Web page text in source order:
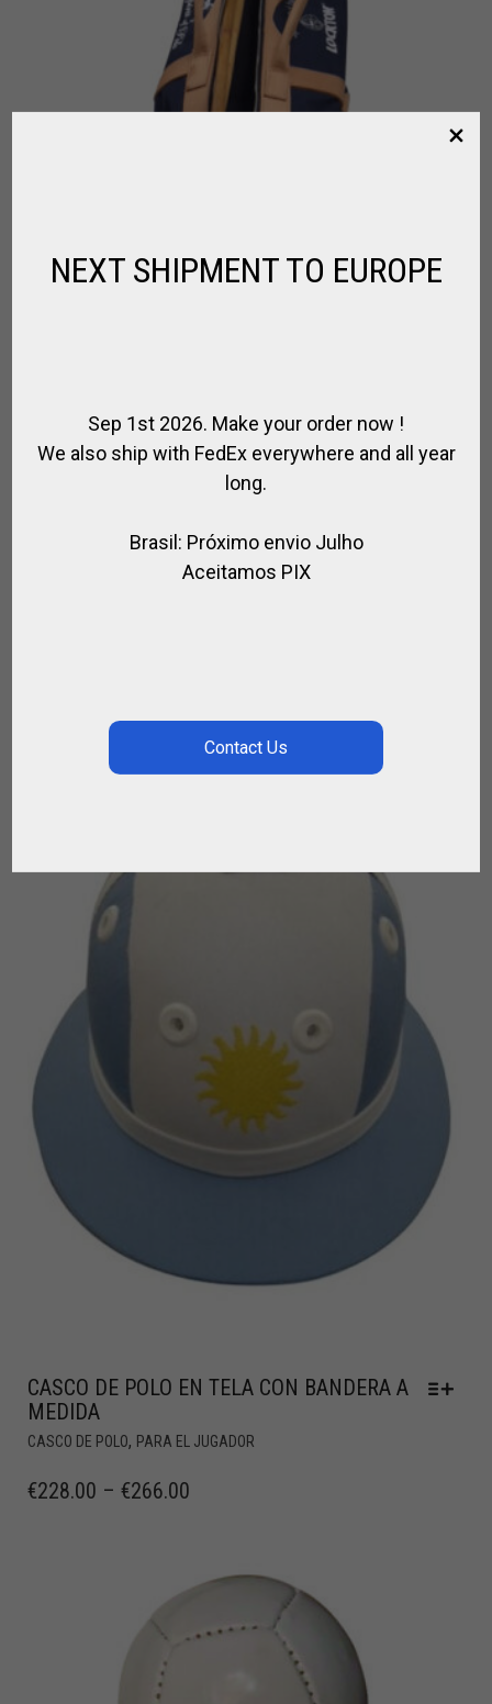
BOLSO PARA TACOS CORDURA Y CUERO
CASCO DE POLO EN TELA CON BANDERA A
MEDIDA
CASCO DE POLO, PARA EL JUGADOR
€228.00 – €266.00
NEXT SHIPMENT TO EUROPE
Sep 1st 2026. Make your order now !
We also ship with FedEx everywhere and all year
long.
Brasil: Próximo envio Julho
Aceitamos PIX